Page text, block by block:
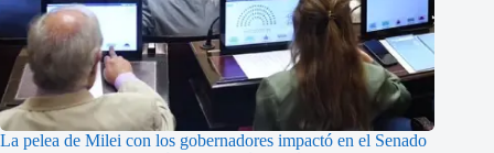
La pelea de Milei con los gobernadores impactó en el Senado